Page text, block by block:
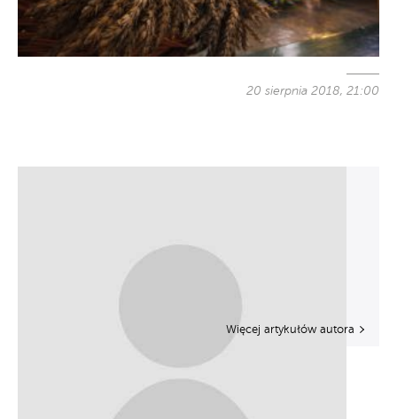
20 sierpnia 2018, 21:00
Więcej artykułów autora